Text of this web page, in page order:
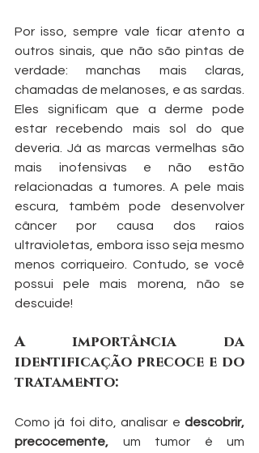
Por isso, sempre vale ficar atento a
outros sinais, que não são pintas de
verdade: manchas mais claras,
chamadas de melanoses, e as sardas.
Eles significam que a derme pode
estar recebendo mais sol do que
deveria. Já as marcas vermelhas são
mais inofensivas e não estão
relacionadas a tumores. A pele mais
escura, também pode desenvolver
câncer por causa dos raios
ultravioletas, embora isso seja mesmo
menos corriqueiro. Contudo, se você
possui pele mais morena, não se
descuide!
A importância da
identificação precoce e do
tratamento:
Como já foi dito, analisar e descobrir,
precocemente, um tumor é um